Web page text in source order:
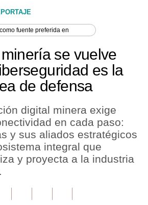
como fuente preferida en
se vuelve
es la
de defensa
digital minera exige
en cada paso:
y sus aliados estratégicos
integral que
y proyecta a la industria